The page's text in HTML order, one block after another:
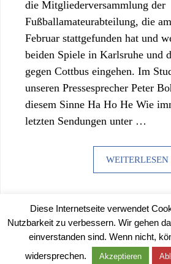
die Mitgliederversammlung der
Fußballamateurabteilung, die
Februar stattgefunden hat und
beiden Spiele in Karlsruhe und
gegen Cottbus eingehen. Im
unseren Pressesprecher Peter
diesem Sinne Ha Ho He Wie
letzten Sendungen unter …
WEITERLESEN
©2026 |IMPRESSUM|
Diese Internetseite verwendet
Nutzbarkeit zu verbessern. Wir gehen
einverstanden sind. Wenn nicht,
widersprechen.
Akzeptieren